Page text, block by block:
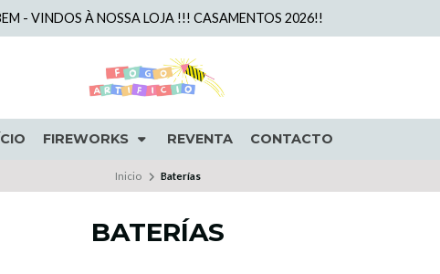
FIREWORKS REVENTA CONTACTO
- VINDOS À NOSSA LOJA !!! CASAMENTOS 2026!!
Inicio Baterías
BATERÍAS